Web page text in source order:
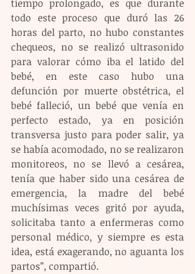
tiempo prolongado, es que durante
todo este proceso que duró las 26
horas del parto, no hubo constantes
chequeos, no se realizó ultrasonido
para valorar cómo iba el latido del
bebé, en este caso hubo una
defunción por muerte obstétrica, el
bebé falleció, un bebé que venía en
perfecto estado, ya en posición
transversa justo para poder salir, ya
se había acomodado, no se realizaron
monitoreos, no se llevó a cesárea,
tenía que haber sido una cesárea de
emergencia, la madre del bebé
muchísimas veces gritó por ayuda,
solicitaba tanto a enfermeras como
personal médico, y siempre es esta
idea, está exagerando, no aguanta los
partos”, compartió.